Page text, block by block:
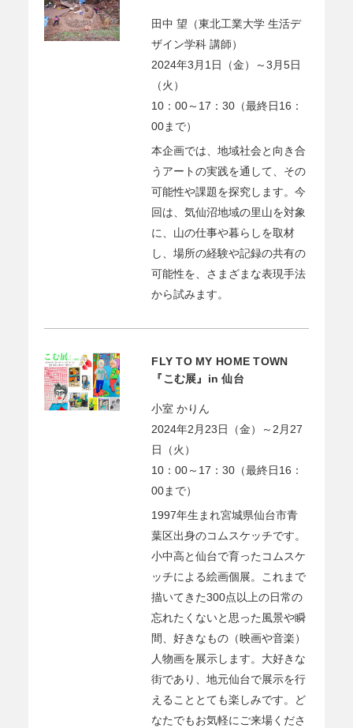
田中 望（東北工業大学 生活デ
ザイン学科 講師）
2024年3月1日（金）～3月5日
（火）
10：00～17：30（最終日16：
00まで）
本企画では、地域社会と向き合
うアートの実践を通して、その
可能性や課題を探究します。今
回は、気仙沼地域の里山を対象
に、山の仕事や暮らしを取材
し、場所の経験や記録の共有の
可能性を、さまざまな表現手法
から試みます。
FLY TO MY HOME TOWN
『こむ展』in 仙台
小室 かりん
2024年2月23日（金）～2月27
日（火）
10：00～17：30（最終日16：
00まで）
1997年生まれ宮城県仙台市青
葉区出身のコムスケッチです。
小中高と仙台で育ったコムスケ
ッチによる絵画個展。これまで
描いてきた300点以上の日常の
忘れたくないと思った風景や瞬
間、好きなもの（映画や音楽）
人物画を展示します。大好きな
街であり、地元仙台で展示を行
えることとても楽しみです。ど
なたでもお気軽にご来場くださ